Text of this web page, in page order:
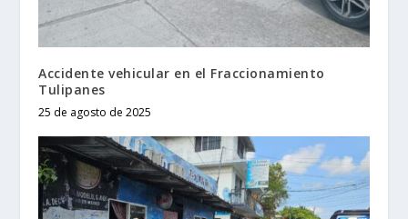
Accidente vehicular en el Fraccionamiento
Tulipanes
25 de agosto de 2025